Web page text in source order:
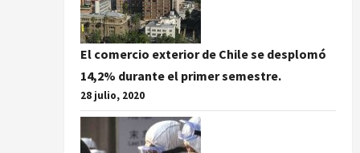
El comercio exterior de Chile se desplomó
14,2% durante el primer semestre.
28 julio, 2020